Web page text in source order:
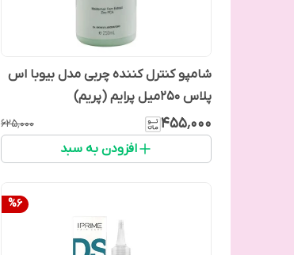
شامپو کنترل کننده چربی مدل بیوبا اس
پلاس 250میل پرایم (پریم)
۴۵۵٬۰۰۰ ۶۲۵٬۰۰۰
افزودن به سبد
%6